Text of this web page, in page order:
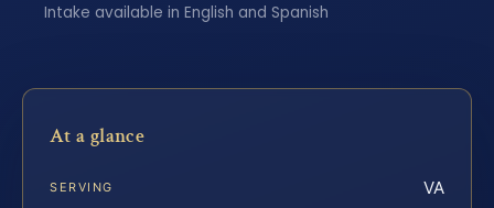
Intake available in English and Spanish
At a glance
SERVING VA